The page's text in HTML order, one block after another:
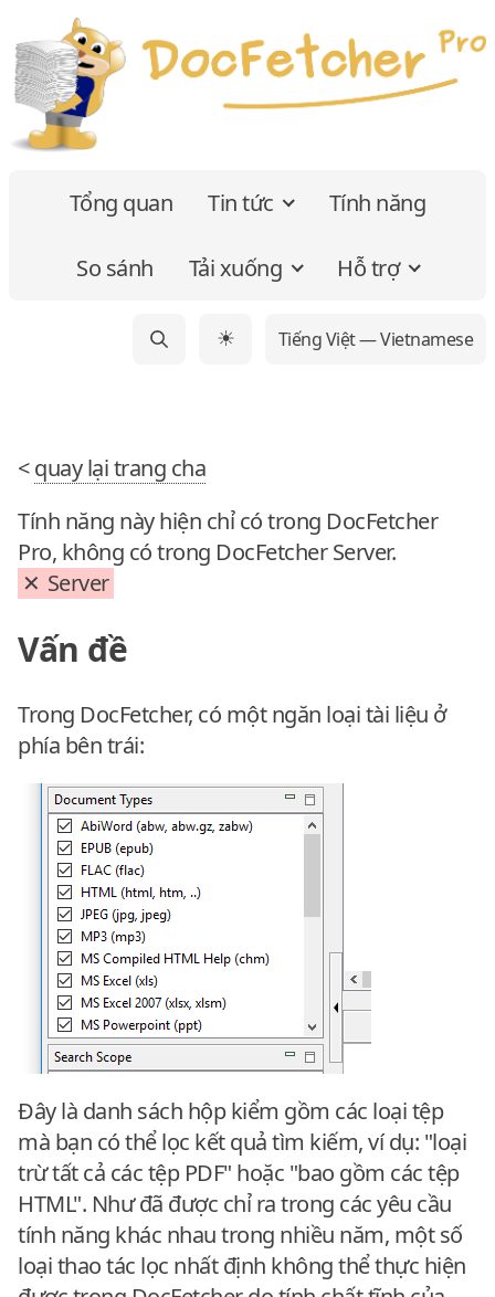
Tổng quan Tin tức Tính năng
So sánh Tải xuống Hỗ trợ
☀ Tiếng Việt — Vietnamese
<quay lại trang cha
Tính năng này hiện chỉ có trong DocFetcher
Pro, không có trong DocFetcher Server.
Server
Vấn đề
Trong DocFetcher, có một ngăn loại tài liệu ở
phía bên trái:
Đây là danh sách hộp kiểm gồm các loại tệp
mà bạn có thể lọc kết quả tìm kiếm, ví dụ: "loại
trừ tất cả các tệp PDF" hoặc "bao gồm các tệp
HTML". Như đã được chỉ ra trong các yêu cầu
tính năng khác nhau trong nhiều năm, một số
loại thao tác lọc nhất định không thể thực hiện